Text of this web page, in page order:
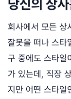
당신의 상
회사에서 모든 상
잘못을 떠나 스타
구 중에도 스타일
가 있는데, 직장
지만 어떤 스타일